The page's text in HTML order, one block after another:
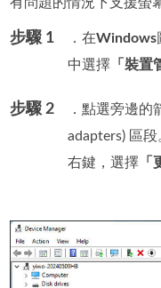
有問題的情況下支援螢
步驟 1 ．在Windows
中選擇 「裝置
步驟 2
．點選旁邊的
adapters) 區
右鍵，選擇 「